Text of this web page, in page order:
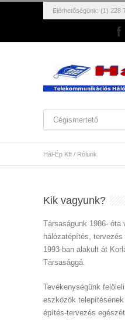
Elérhetőségünk: (1) 228
Hál-Ép Kft / Rólunk
Kik vagyunk?
Társaságunk 1986- óta
hálózatépítés,
1993-ban alakult át
Társasággá.
Tevékenységünk
eszközök
építés-tervezés